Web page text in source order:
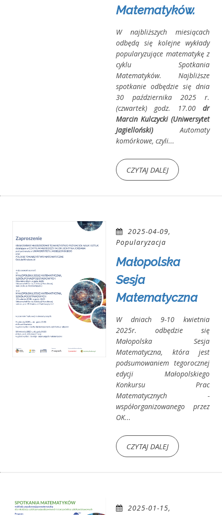
Matematyków.
W najbliższych miesiącach
odbędą się kolejne wykłady
popularyzujące matematykę z
cyklu Spotkania
Matematyków. Najbliższe
spotkanie odbędzie się dnia
30 października 2025 r.
(czwartek) godz. 17.00 dr
Marcin Kulczycki (Uniwersytet
Jagielloński)
Automaty
komórkowe, czyli...
CZYTAJ DALEJ
2025-04-09,
Popularyzacja
Małopolska
Sesja
Matematyczna
W dniach 9-10 kwietnia
2025r. odbędzie się
Małopolska Sesja
Matematyczna, która jest
podsumowaniem tegorocznej
edycji Małopolskiego
Konkursu Prac
Matematycznych -
współorganizowanego przez
OK...
CZYTAJ DALEJ
2025-01-15,